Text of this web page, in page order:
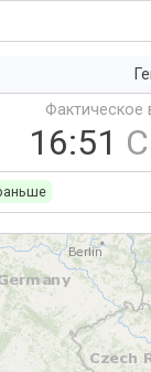
Фактическое
16:51